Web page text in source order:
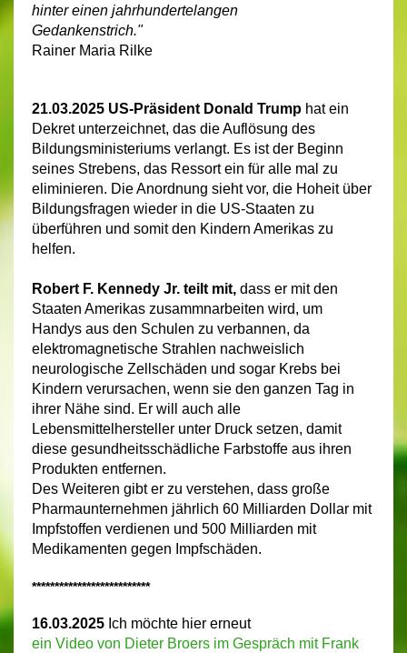
hinter einen jahrhundertelangen
Gedankenstrich."
Rainer Maria Rilke
21.03.2025 US-Präsident Donald Trump hat ein
Dekret unterzeichnet, das die Auflösung des
Bildungsministeriums verlangt. Es ist der Beginn
seines Strebens, das Ressort ein für alle mal zu
eliminieren. Die Anordnung sieht vor, die Hoheit über
Bildungsfragen wieder in die US-Staaten zu
überführen und somit den Kindern Amerikas zu
helfen.
Robert F. Kennedy Jr. teilt mit, dass er mit den
Staaten Amerikas zusammnarbeiten wird, um
Handys aus den Schulen zu verbannen, da
elektromagnetische Strahlen nachweislich
neurologische Zellschäden und sogar Krebs bei
Kindern verursachen, wenn sie den ganzen Tag in
ihrer Nähe sind. Er will auch alle
Lebensmittelhersteller unter Druck setzen, damit
diese gesundheitsschädliche Farbstoffe aus ihren
Produkten entfernen.
Des Weiteren gibt er zu verstehen, dass große
Pharmaunternehmen jährlich 60 Milliarden Dollar mit
Impfstoffen verdienen und 500 Milliarden mit
Medikamenten gegen Impfschäden.
**************************
16.03.2025 Ich möchte hier erneut
ein Video von Dieter Broers im Gespräch mit Frank